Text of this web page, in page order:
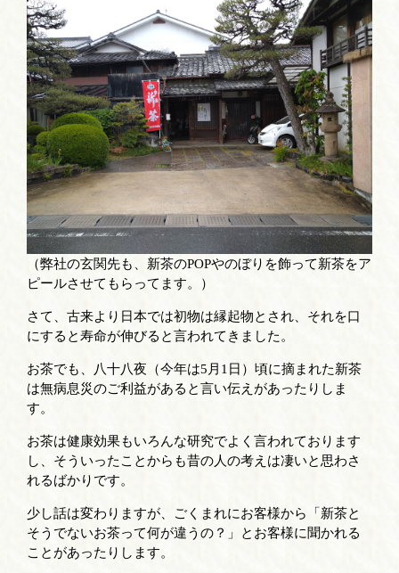
（弊社の玄関先も、新茶のPOPやのぼりを飾って新茶をア
ピールさせてもらってます。）
さて、古来より日本では初物は縁起物とされ、それを口
にすると寿命が伸びると言われてきました。
お茶でも、八十八夜（今年は5月1日）頃に摘まれた新茶
は無病息災のご利益があると言い伝えがあったりしま
す。
お茶は健康効果もいろんな研究でよく言われております
し、そういったことからも昔の人の考えは凄いと思わさ
れるばかりです。
少し話は変わりますが、ごくまれにお客様から「新茶と
そうでないお茶って何が違うの？」とお客様に聞かれる
ことがあったりします。